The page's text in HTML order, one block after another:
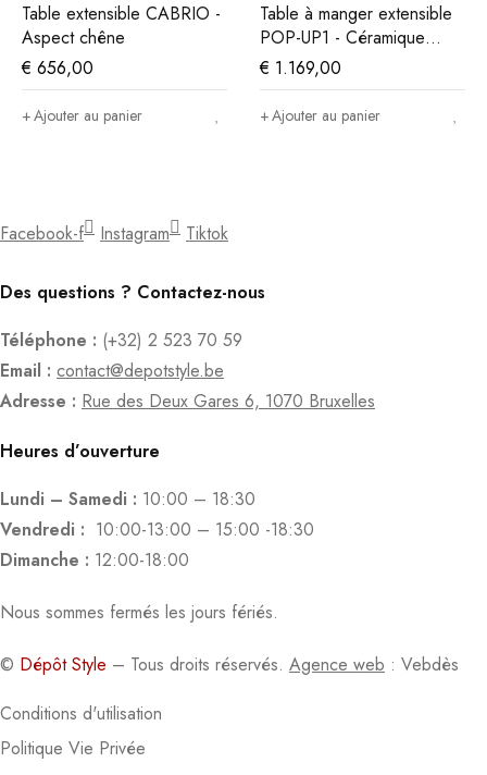
Table extensible CABRIO -
Aspect chêne
€ 656,00
Ajouter au panier
Table à manger extensible
POP-UP1 - Céramique
noire
€ 1.169,00
Ajouter au panier
Facebook-f Instagram Tiktok
Des questions ? Contactez-nous
Téléphone : (+32) 2 523 70 59
Email : contact@depotstyle.be
Adresse : Rue des Deux Gares 6, 1070 Bruxelles
Heures d’ouverture
Lundi – Samedi : 10:00 – 18:30
Vendredi : 10:00-13:00 – 15:00 -18:30
Dimanche : 12:00-18:00
Nous sommes fermés les jours fériés.
© Dépôt Style – Tous droits réservés. Agence web : Vebdès
Conditions d'utilisation
Politique Vie Privée